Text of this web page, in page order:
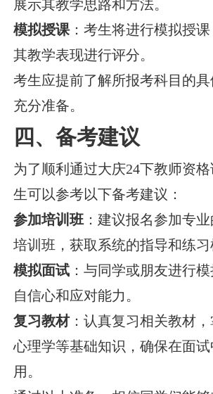
展示其教学思路和方法。
模拟授课：考生将进行模拟授
其教学表现进行评分。
考生应提前了解所报考科目的
充分准备。
四、备考建议
为了顺利通过大庆24下教师资
生可以参考以下备考建议：
参加培训班：建议报名参加专
培训班，获取系统的指导和练习
模拟面试 ：与同学或朋友进行
自信心和应对能力。
复习教材：认真复习相关教材，
心理学等基础知识，确保在面
用。